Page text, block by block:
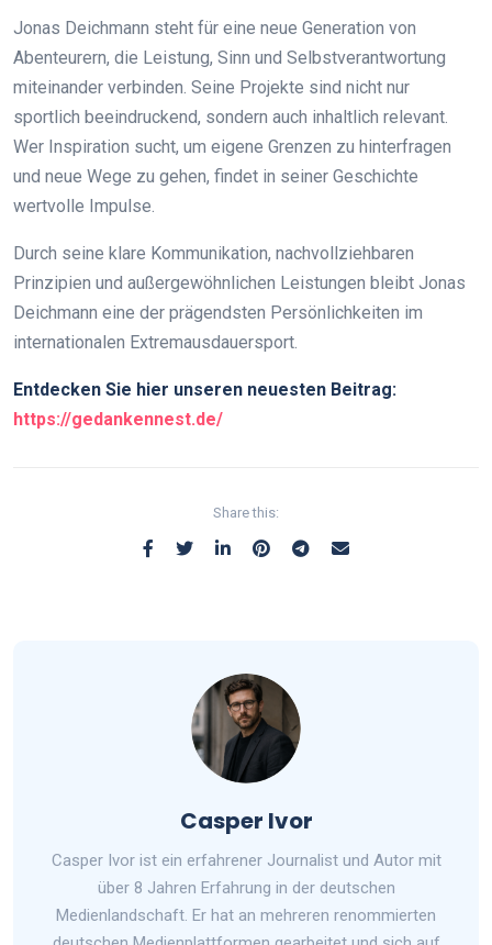
Jonas Deichmann steht für eine neue Generation von
Abenteurern, die Leistung, Sinn und Selbstverantwortung
miteinander verbinden. Seine Projekte sind nicht nur
sportlich beeindruckend, sondern auch inhaltlich relevant.
Wer Inspiration sucht, um eigene Grenzen zu hinterfragen
und neue Wege zu gehen, findet in seiner Geschichte
wertvolle Impulse.
Durch seine klare Kommunikation, nachvollziehbaren
Prinzipien und außergewöhnlichen Leistungen bleibt Jonas
Deichmann eine der prägendsten Persönlichkeiten im
internationalen Extremausdauersport.
Entdecken Sie hier unseren neuesten Beitrag:
https://gedankennest.de/
Share this:
Casper Ivor
Casper Ivor ist ein erfahrener Journalist und Autor mit
über 8 Jahren Erfahrung in der deutschen
Medienlandschaft. Er hat an mehreren renommierten